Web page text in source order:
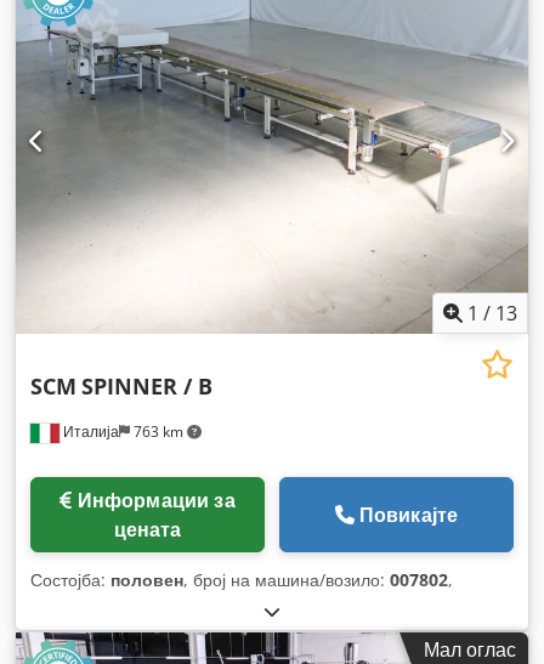
1 / 13
Италија 763 km
SCM SPINNER / B
цената
Повикајте
Состојба: половен, број на машина/возило: 007802,
Мал оглас